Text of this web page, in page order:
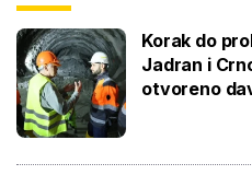
Korak do
Jadran i
otvoreno